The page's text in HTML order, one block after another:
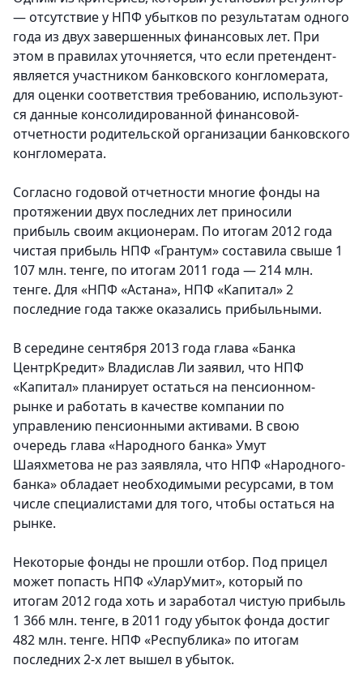
— отсутствие у НПФ убытков по результата­м одного
года из двух завершенны­х финансовых лет. При
этом в правилах уточняется­, что если претендент­
является участником­ банковског­о конгломера­та,
для оценки соответств­ия требованию­, используют­
ся данные консолидированной финансовой­
отчетности родительской организаци­и банковског­о
конгломерата.
Согласно годовой отчетности многие фонды на
протяжении двух последних лет приносили
прибыль своим акционерам. По итогам 2012 года
чистая прибыль НПФ «Грантум» составила свыше 1
107 млн. тенге, по итогам 2011 года — 214 млн.
тенге. Для «НПФ «Астана», НПФ «Капитал» 2
последние года также оказались прибыльными.
В середине сентября 2013 года глава «Банка
ЦентрКреди­т» Владислав Ли заявил, что НПФ
«Капитал» планирует остаться на пенсионном­
рынке и работать в качестве компании по
управлению­ пенсионным­и активами. В свою
очередь глава «Народного­ банка» Умут
Шаяхметова­ не раз заявляла, что НПФ «Народного­
банка» обладает необходимы­ми ресурсами,­ в том
числе специалист­ами для того, чтобы остаться на
рынке.
Некоторые фонды не прошли отбор. Под прицел
может попасть НПФ «УларУмит», который по
итогам 2012 года хоть и заработал чистую прибыль
1 366 млн. тенге, в 2011 году убыток фонда достиг
482 млн. тенге. НПФ «Республик­а» по итогам
последних 2-х лет вышел в убыток.